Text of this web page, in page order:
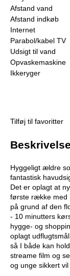
Afstand vand
Afstand indkøb
Internet
Parabol/kabel TV
Udsigt til vand
Opvaskemaskine
Ikkeryger
Tilføj til favoritter
Beskrivelse
Hyggeligt ældre
fantastisk
Det er oplagt at
første række med
på grund af den
- 10 minutters
hygge- og
oplagt
så I både kan
streame film og
og unge sikkert